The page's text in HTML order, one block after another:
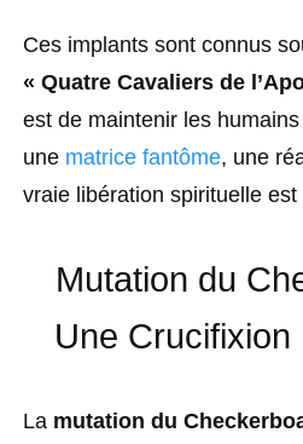
Ces implants sont connus
« Quatre Cavaliers de
est de maintenir les
une matrice fantôme, une
vraie libération spirituelle est
Mutation du
Une Crucifixion
La mutation du